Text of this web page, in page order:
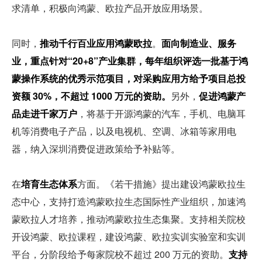
求清单，积极向鸿蒙、欧拉产品开放应用场景。
同时， 推动千行百业应用鸿蒙欧拉。 面向制造业、服务
业，重点针对“20+8”产业集群，每年组织评选一批基于鸿
蒙操作系统的优秀示范项目，对采购应用方给予项目总投
资额 30%，不超过 1000 万元的资助。 另外， 促进鸿蒙产
品走进千家万户 ，将基于开源鸿蒙的汽车，手机、电脑耳
机等消费电子产品，以及电视机、空调、冰箱等家用电
器，纳入深圳消费促进政策给予补贴等。
在培育生态体系方面。《若干措施》提出建设鸿蒙欧拉生
态中心，支持打造鸿蒙欧拉生态国际性产业组织，加速鸿
蒙欧拉人才培养，推动鸿蒙欧拉生态集聚。支持相关院校
开设鸿蒙、欧拉课程，建设鸿蒙、欧拉实训实验室和实训
平台，分阶段给予每家院校不超过 200 万元的资助。 支持